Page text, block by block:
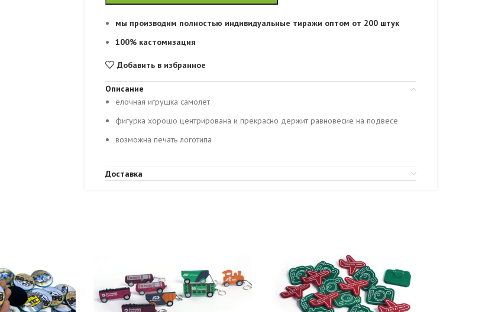
мы производим полностью индивидуальные тиражи оптом от 200 штук
100% кастомизация
Добавить в избранное
Описание
ёлочная игрушка самолёт
фигурка хорошо центрирована и прекрасно держит равновесие на подвесе
возможна печать логотипа
Доставка